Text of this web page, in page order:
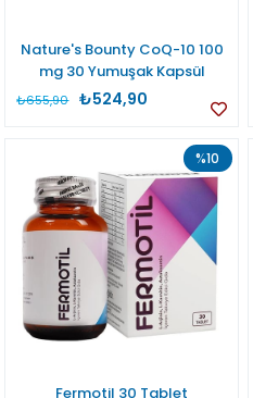
Nature's Bounty CoQ-10 100
mg 30 Yumuşak Kapsül
₺524,90
₺655,90
Fermotil 30 Tablet
%10